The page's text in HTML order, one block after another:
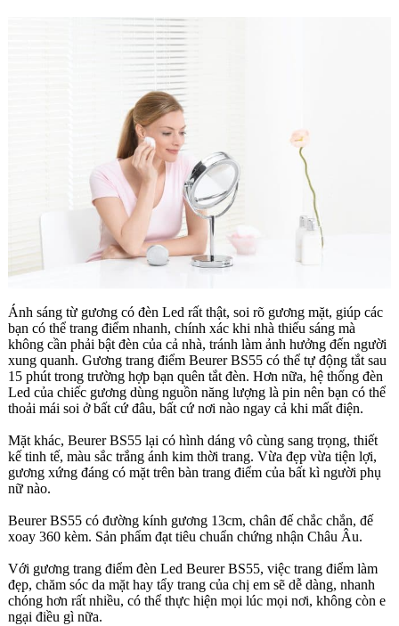
Với Beurer BS55, khuôn mặt được phóng lớn gấp 7 lần, được điều
chỉnh độ nét liên tục, bạn có thể nhìn rõ từng nét trên khuôn mặt.
Từ đó việc trang điểm, tẩy trang hay tỉa lông mày nhanh hơn rất
nhiều. Độ phóng lớn của gương cũng giúp chị em dễ dàng trang
điểm những điểm khó, cần sự khéo léo như kẻ mí mắt, kẻ viền môi,
bạn có thể trang điểm nhanh, chính xác khi nhà thiếu sáng mà
không cần phải bật đèn của cả nhà, tránh làm ảnh hưởng đến người
xung quanh. Gương trang điểm Beurer BS55 có thể tự động tắt sau
15 phút trong trường hợp bạn quên tắt đèn. Hơn nữa, hệ thống đèn
thoải mái soi ở bất cứ đâu, bất cứ nơi nào ngay cả khi mất điện.
kế tinh tế, màu sắc trắng ánh kim thời trang. Vừa đẹp vừa tiện lợi,
gương xứng đáng có mặt trên bàn trang điểm của bất kì người phụ
nữ nào.